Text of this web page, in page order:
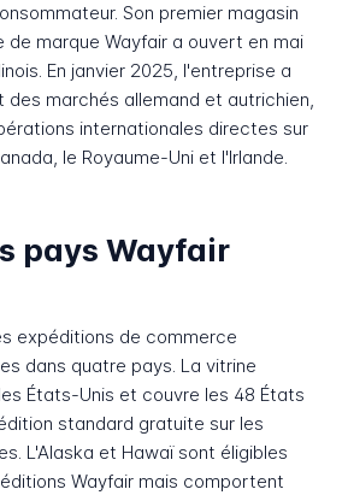
Son premier magasin
de marque Wayfair a ouvert en mai
En janvier 2025, l'entreprise a
des marchés allemand et autrichien,
internationales directes sur
le Royaume-Uni et l'Irlande.
pays Wayfair
expéditions de commerce
dans quatre pays. La vitrine
États-Unis et couvre les 48 États
standard gratuite sur les
L'Alaska et Hawaï sont éligibles
Wayfair mais comportent